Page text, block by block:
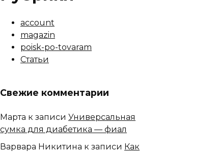
account
magazin
poisk-po-tovaram
Статьи
Свежие комментарии
Марта к записи Универсальная
сумка для диабетика — фиал
Варвара Никитина к записи Как